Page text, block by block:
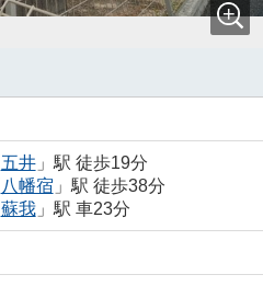
五井」駅 徒歩19分
八幡宿 」駅 徒歩38分
蘇我」駅 車23分